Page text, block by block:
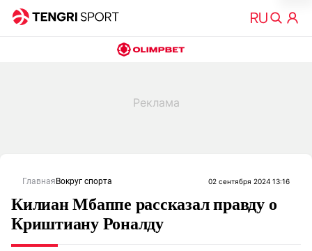
Главная Вокруг спорта 02 сентября 2024 13:16
Килиан Мбаппе рассказал правду о
Криштиану Роналду